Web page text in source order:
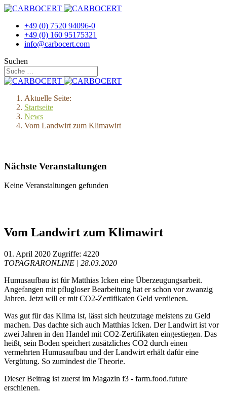
+49 (0) 7520 94096-0
+49 (0) 160 95175321
info@carbocert.com
Suchen
Aktuelle Seite:
Startseite
News
Vom Landwirt zum Klimawirt
Nächste Veranstaltungen
Keine Veranstaltungen gefunden
Vom Landwirt zum Klimawirt
01. April 2020 Zugriffe: 4220
TOPAGRARONLINE | 28.03.2020
Humusaufbau ist für Matthias Icken eine Überzeugungsarbeit.
Angefangen mit pflugloser Bearbeitung hat er schon vor zwanzig
Jahren. Jetzt will er mit CO2-Zertifikaten Geld verdienen.
Was gut für das Klima ist, lässt sich heutzutage meistens zu Geld
machen. Das dachte sich auch Matthias Icken. Der Landwirt ist vor
zwei Jahren in den Handel mit CO2-Zertifikaten eingestiegen. Das
heißt, sein Boden speichert zusätzliches CO2 durch einen
vermehrten Humusaufbau und der Landwirt erhält dafür eine
Vergütung. So zumindest die Theorie.
Dieser Beitrag ist zuerst im Magazin f3 - farm.food.future
erschienen.